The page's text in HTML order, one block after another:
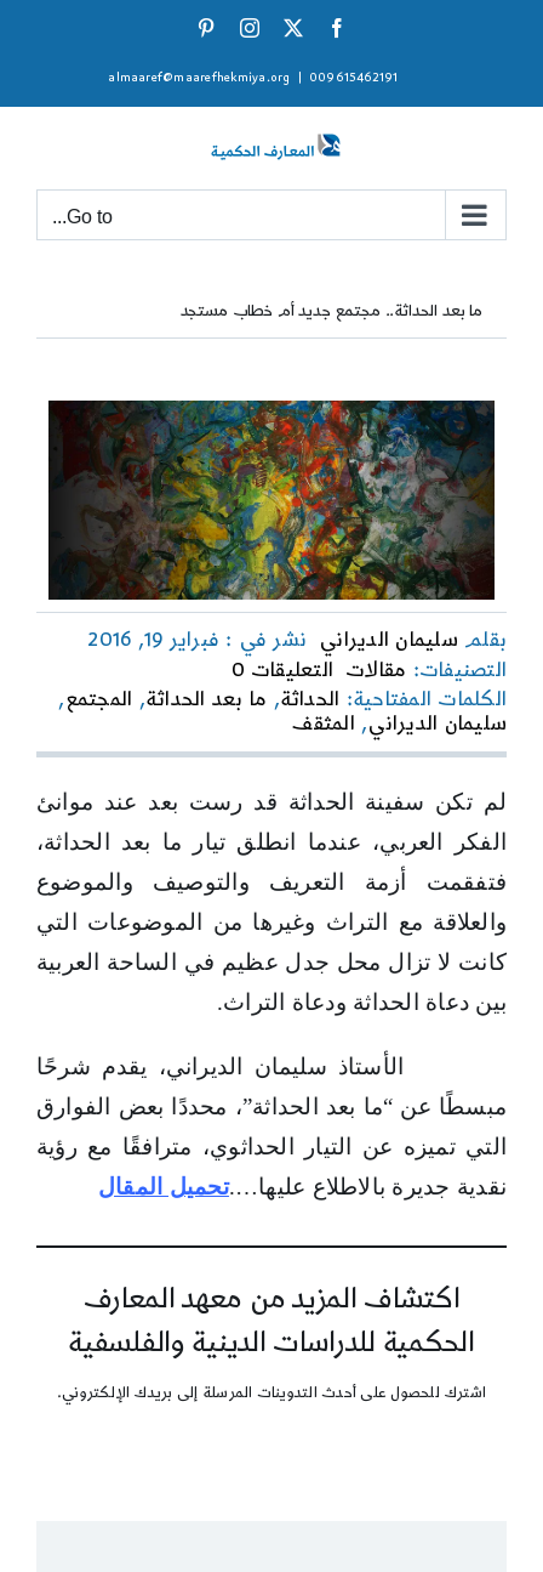
Facebook
X
Instagram
009615462191
almaaref@maarefhekmiya.org
Go to...
ما بعد الحداثة.. مجتمع جديد أم خطاب مستجد
بقلم سليمان الديراني
نشر في : فبراير 19, 2016
التصنيفات: مقالات التعليقات 0
ما
مجتمع
أم
خطاب
مستجد
الكلمات المفتاحية: الحداثة, ما بعد الحداثة, المجتمع,
سليمان الديراني, المثقف
لم تكن سفينة الحداثة قد رست بعد عند موانئ
الفكر العربي، عندما انطلق تيار ما بعد الحداثة،
فتفقمت أزمة التعريف والتوصيف والموضوع
والعلاقة مع التراث وغيرها من الموضوعات التي
كانت لا تزال محل جدل عظيم في الساحة العربية
بين دعاة الحداثة ودعاة التراث.
الأستاذ سليمان الديراني، يقدم شرحًا
مبسطًا عن “ما بعد الحداثة”، محددًا بعض الفوارق
التي تميزه عن التيار الحداثوي، مترافقًا مع رؤية
نقدية جديرة بالاطلاع عليها….تحميل المقال
اكتشاف المزيد من معهد المعارف
الحكمية للدراسات الدينية والفلسفية
اشترك للحصول على أحدث التدوينات المرسلة إلى بريدك الإلكتروني.